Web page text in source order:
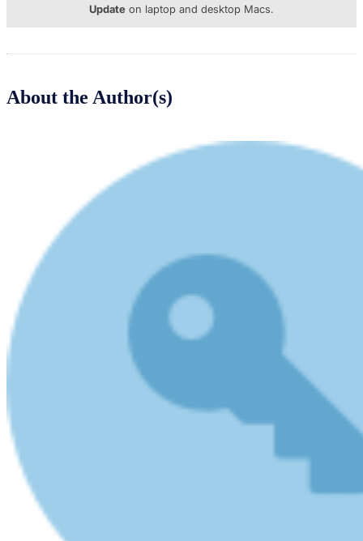
Update on laptop and desktop Macs.
About the Author(s)